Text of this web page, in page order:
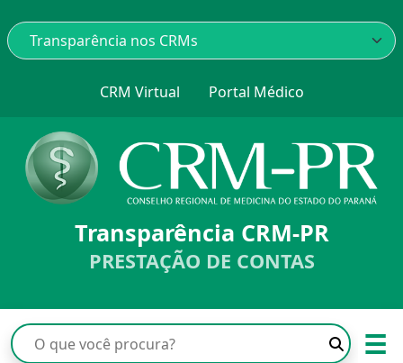
CRM Virtual Portal Médico
Transparência CRM-PR
PRESTAÇÃO DE CONTAS
☰